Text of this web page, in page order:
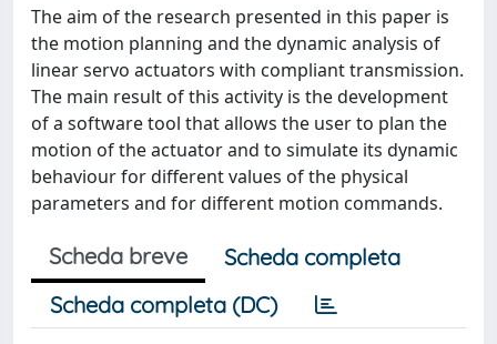
The aim of the research presented in this paper is
the motion planning and the dynamic analysis of
linear servo actuators with compliant transmission.
The main result of this activity is the development
of a software tool that allows the user to plan the
motion of the actuator and to simulate its dynamic
behaviour for different values of the physical
parameters and for different motion commands.
Scheda breve
Scheda completa
Scheda completa (DC)